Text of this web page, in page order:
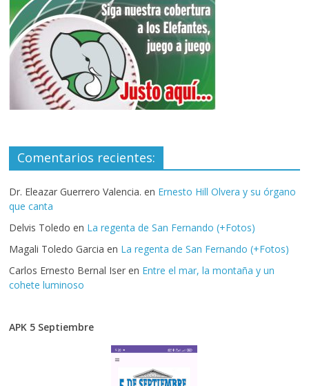
Comentarios recientes:
Dr. Eleazar Guerrero Valencia. en Ernesto Hill Olvera y su órgano
que canta
Delvis Toledo en La regenta de San Fernando (+Fotos)
Magali Toledo Garcia en La regenta de San Fernando (+Fotos)
Carlos Ernesto Bernal Iser en Entre el mar, la montaña y un
cohete luminoso
APK 5 Septiembre